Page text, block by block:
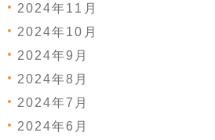
2024年11月
2024年10月
2024年9月
2024年8月
2024年7月
2024年6月